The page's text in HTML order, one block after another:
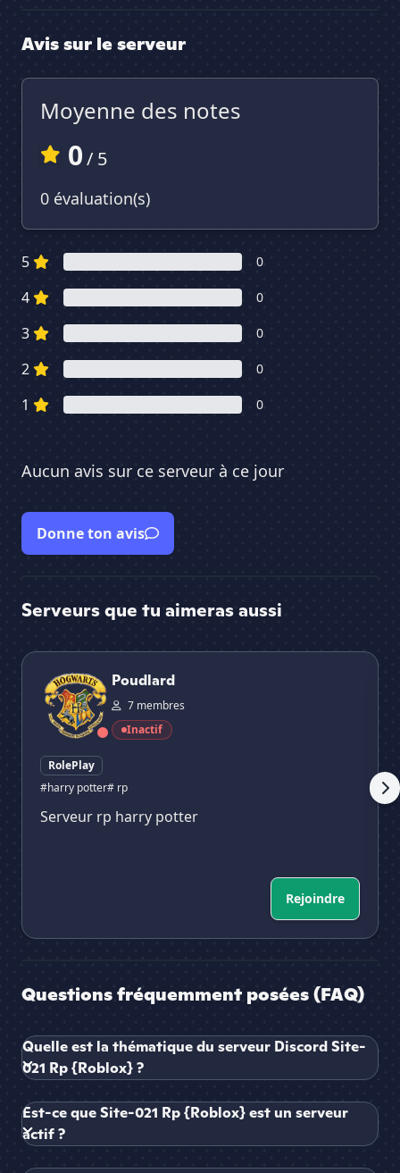
Avis sur le serveur
Moyenne des notes
0/ 5
0 évaluation(s)
5 0
4 0
3 0
2 0
1 0
Aucun avis sur ce serveur à ce jour
Donne ton avis
Serveurs que tu aimeras aussi
Poudlard
Poudlard
7 membres
Inactif
RolePlay
#harry potter# rp
Serveur rp harry potter
Rejoindre
Questions fréquemment posées (FAQ)
Quelle est la thématique du serveur Discord Site-
021 Rp {Roblox} ?
Est-ce que Site-021 Rp {Roblox} est un serveur
actif ?